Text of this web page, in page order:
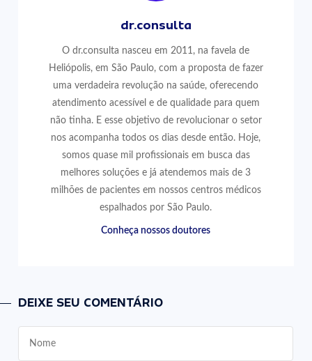
dr.consulta
O dr.consulta nasceu em 2011, na favela de
Heliópolis, em São Paulo, com a proposta de fazer
uma verdadeira revolução na saúde, oferecendo
atendimento acessível e de qualidade para quem
não tinha. E esse objetivo de revolucionar o setor
nos acompanha todos os dias desde então. Hoje,
somos quase mil profissionais em busca das
melhores soluções e já atendemos mais de 3
milhões de pacientes em nossos centros médicos
espalhados por São Paulo.
Conheça nossos doutores
DEIXE SEU COMENTÁRIO